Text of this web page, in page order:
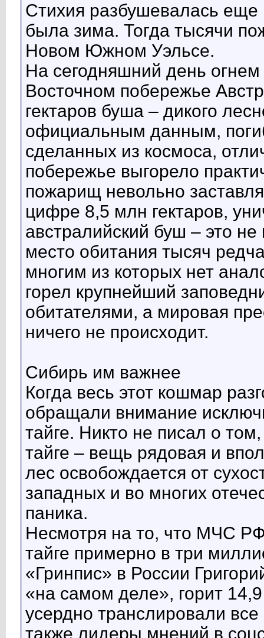
Стихия разбушевалась еще
была зима. Тогда тысячи
Новом Южном Уэльсе.
На сегодняшний день
Восточном побережье
гектаров буша – дикого
официальным данным,
сделанных из космоса,
побережье выгорело
пожарищ невольно
цифре 8,5 млн гектаров,
австралийский буш – это не
место обитания тысяч
многим из которых нет
горел крупнейший
обитателями, а мировая
ничего не происходит.
Сибирь им важнее
Когда весь этот кошмар
обращали внимание
тайге. Никто не писал о
тайге – вещь рядовая и
лес освобождается от
западных и во многих
паника.
Несмотря на то, что МЧС
тайге примерно в три
«Гринпис» в России
«на самом деле», горит
усердно транслировали
также лидеры мнений в